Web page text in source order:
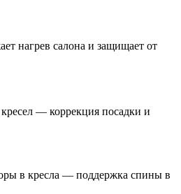
нагрев салона и защищает от
— коррекция посадки и
в кресла — поддержка спины в